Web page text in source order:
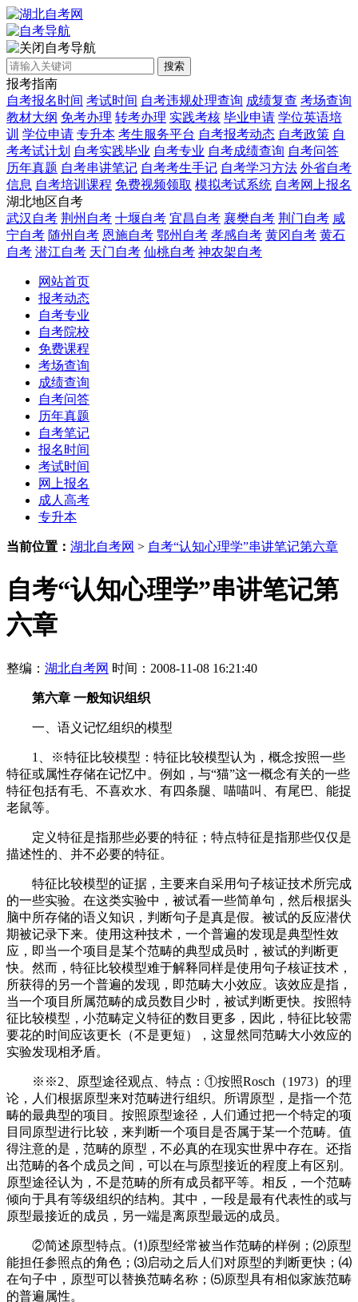
自考导航
搜索
报考指南
自考报名时间 考试时间 自考违规处理查询 成绩复查 考场查询
教材大纲 免考办理 转考办理 实践考核 毕业申请 学位英语培
训 学位申请 专升本 考生服务平台 自考报考动态 自考政策 自
考考试计划 自考实践毕业 自考专业 自考成绩查询 自考问答
历年真题 自考串讲笔记 自考考生手记 自考学习方法 外省自考
信息 自考培训课程 免费视频领取 模拟考试系统 自考网上报名
湖北地区自考
武汉自考 荆州自考 十堰自考 宜昌自考 襄樊自考 荆门自考 咸
宁自考 随州自考 恩施自考 鄂州自考 孝感自考 黄冈自考 黄石
自考 潜江自考 天门自考 仙桃自考 神农架自考
网站首页
报考动态
自考专业
自考院校
免费课程
考场查询
成绩查询
自考问答
历年真题
自考笔记
报名时间
考试时间
网上报名
成人高考
专升本
当前位置： 湖北自考网 > 自考“认知心理学”串讲笔记第六章
自考“认知心理学”串讲笔记第
六章
整编： 湖北自考网 时间：2008-11-08 16:21:40
第六章 一般知识组织
一、语义记忆组织的模型
1、※特征比较模型：特征比较模型认为，概念按照一些
特征或属性存储在记忆中。例如，与“猫”这一概念有关的一些
特征包括有毛、不喜欢水、有四条腿、喵喵叫、有尾巴、能捉
老鼠等。
定义特征是指那些必要的特征；特点特征是指那些仅仅是
描述性的、并不必要的特征。
特征比较模型的证据，主要来自采用句子核证技术所完成
的一些实验。在这类实验中，被试看一些简单句，然后根据头
脑中所存储的语义知识，判断句子是真是假。被试的反应潜伏
期被记录下来。使用这种技术，一个普遍的发现是典型性效
应，即当一个项目是某个范畴的典型成员时，被试的判断更
快。然而，特征比较模型难于解释同样是使用句子核证技术，
所获得的另一个普遍的发现，即范畴大小效应。该效应是指，
当一个项目所属范畴的成员数目少时，被试判断更快。按照特
征比较模型，小范畴定义特征的数目更多，因此，特征比较需
要花的时间应该更长（不是更短），这显然同范畴大小效应的
实验发现相矛盾。
※※2、原型途径观点、特点：①按照Rosch（1973）的理
论，人们根据原型来对范畴进行组织。所谓原型，是指一个范
畴的最典型的项目。按照原型途径，人们通过把一个特定的项
目同原型进行比较，来判断一个项目是否属于某一个范畴。值
得注意的是，范畴的原型，不必真的在现实世界中存在。还指
出范畴的各个成员之间，可以在与原型接近的程度上有区别。
原型途径认为，不是范畴的所有成员都平等。相反，一个范畴
倾向于具有等级组织的结构。其中，一段是最有代表性的或与
原型最接近的成员，另一端是离原型最远的成员。
②简述原型特点。⑴原型经常被当作范畴的样例；⑵原型
能担任参照点的角色；⑶启动之后人们对原型的判断更快；⑷
在句子中，原型可以替换范畴名称；⑸原型具有相似家族范畴
的普遍属性。